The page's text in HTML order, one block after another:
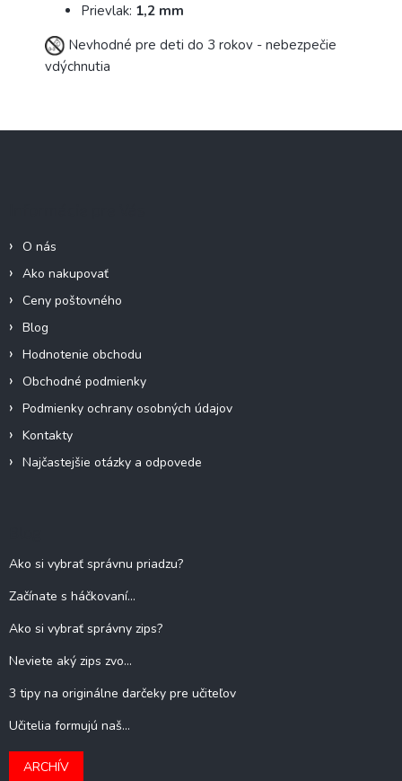
Prievlak: 1,2 mm
Nevhodné pre deti do 3 rokov - nebezpečie
vdýchnutia
O nás
Ako nakupovať
Ceny poštovného
Blog
Hodnotenie obchodu
Obchodné podmienky
Podmienky ochrany osobných údajov
Kontakty
Najčastejšie otázky a odpovede
Ako si vybrať správnu priadzu?
Začínate s háčkovaní...
Ako si vybrať správny zips?
Neviete aký zips zvo...
3 tipy na originálne darčeky pre učiteľov
Učitelia formujú naš...
ARCHÍV